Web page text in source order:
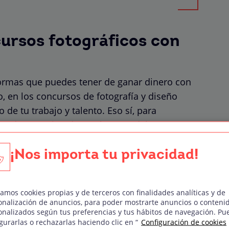
fotográficos con
que puedes tener de ganar dinero con
en los concursos de fotografía y diseño
tu trabajo y talento. Eso sí, para
dar este tipo de certámenes debes tener en
a cabo una investigación cuidadosa de qué tipos
fotografía. Examina jurados, objetivos, premios y
portfolio puedes participar con algunas fotos que
serie de fotografías que se ajusten a cada
¡Nos importa tu privacidad!
cookies propias y de terceros con finalidades analíticas y de
de anuncios, para poder mostrarte anuncios o
según tus preferencias y tus hábitos de navegación.
o rechazarlas haciendo clic en “ Configuración de cookies